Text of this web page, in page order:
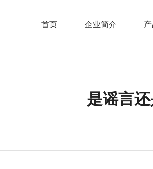
首页 企业简介
是谣言